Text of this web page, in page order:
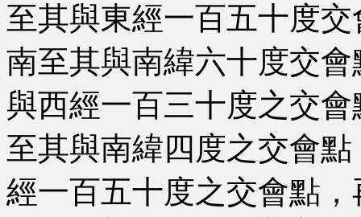
至其與東經一百五十度
南至其與南緯六十度交
與西經一百三十度之交
至其與南緯四度之交會
經一百五十度之交會點